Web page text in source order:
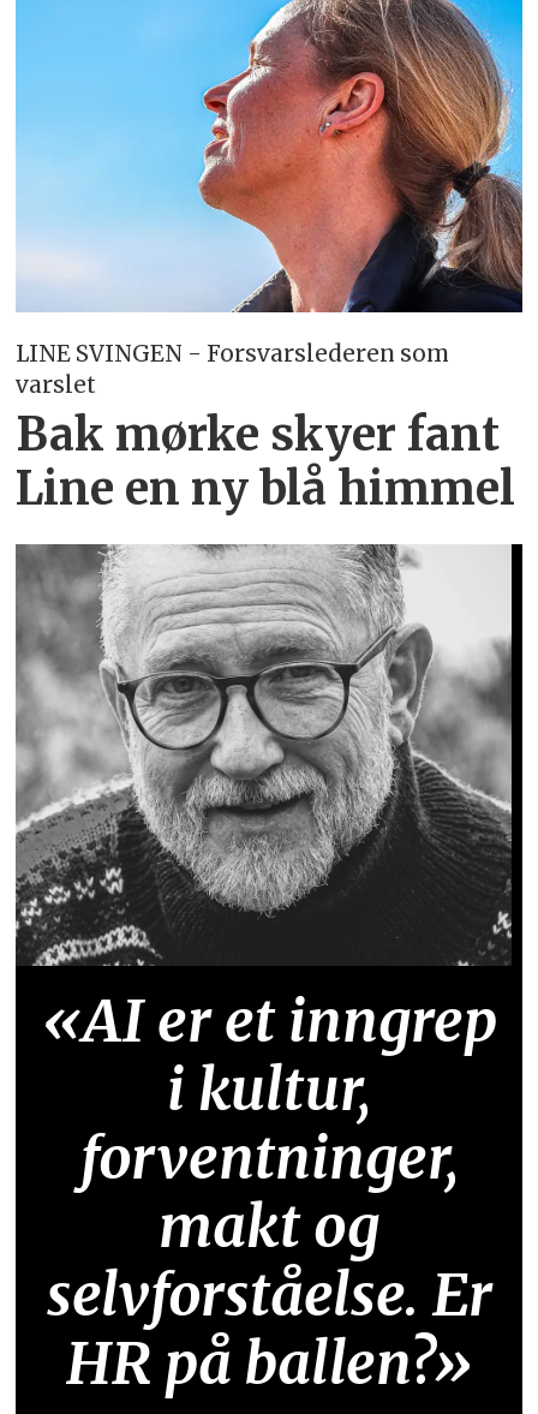
LINE SVINGEN - Forsvarslederen som
varslet
Bak mørke skyer fant
Line en ny blå himmel
«AI er et inngrep
i kultur,
forventninger,
makt og
selvforståelse. Er
HR på ballen?»